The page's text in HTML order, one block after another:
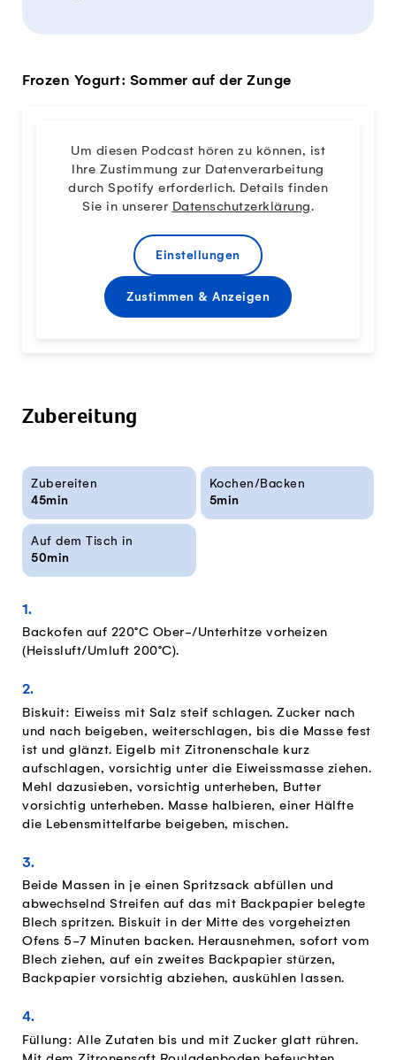
Frozen Yogurt: Sommer auf der Zunge
Um diesen Podcast hören zu können, ist
Ihre Zustimmung zur Datenverarbeitung
durch Spotify erforderlich. Details finden
Sie in unserer Datenschutzerklärung.
Einstellungen
Zustimmen & Anzeigen
Zubereitung
Rezeptinfos
Zubereiten
45min
Kochen/Backen
5min
Auf dem Tisch in
50min
Backofen auf 220°C Ober-/Unterhitze vorheizen
(Heissluft/Umluft 200°C).
Biskuit: Eiweiss mit Salz steif schlagen. Zucker nach
und nach beigeben, weiterschlagen, bis die Masse fest
ist und glänzt. Eigelb mit Zitronenschale kurz
aufschlagen, vorsichtig unter die Eiweissmasse ziehen.
Mehl dazusieben, vorsichtig unterheben, Butter
vorsichtig unterheben. Masse halbieren, einer Hälfte
die Lebensmittelfarbe beigeben, mischen.
Beide Massen in je einen Spritzsack abfüllen und
abwechselnd Streifen auf das mit Backpapier belegte
Blech spritzen. Biskuit in der Mitte des vorgeheizten
Ofens 5-7 Minuten backen. Herausnehmen, sofort vom
Blech ziehen, auf ein zweites Backpapier stürzen,
Backpapier vorsichtig abziehen, auskühlen lassen.
Füllung: Alle Zutaten bis und mit Zucker glatt rühren.